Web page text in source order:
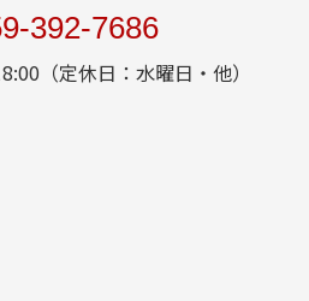
392-7686
（定休日：水曜日・他）